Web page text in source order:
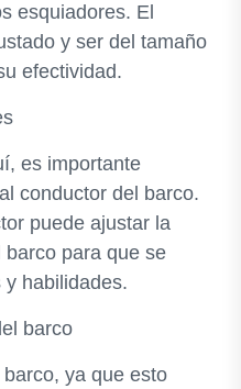
esquiadores. El
y ser del tamaño
efectividad.
es importante
conductor del barco.
puede ajustar la
para que se
habilidades.
barco
ya que esto